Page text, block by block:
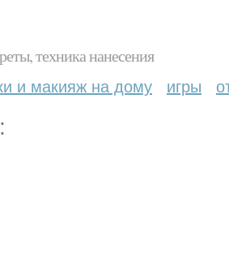
техника нанесения
и макияж на дому игры